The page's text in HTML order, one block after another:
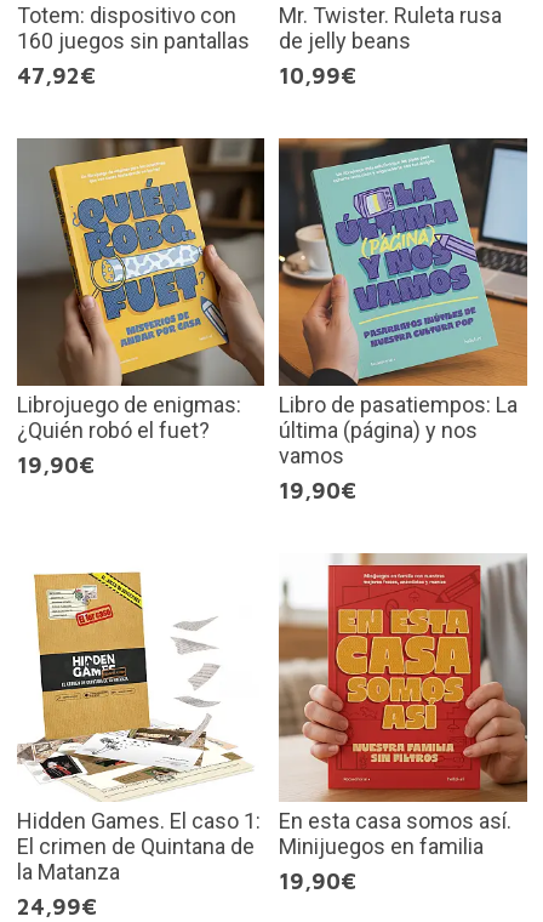
Totem: dispositivo con
160 juegos sin pantallas
47,92€
Mr. Twister. Ruleta rusa
de jelly beans
10,99€
Librojuego de enigmas:
¿Quién robó el fuet?
19,90€
Libro de pasatiempos: La
última (página) y nos
vamos
19,90€
Hidden Games. El caso 1:
El crimen de Quintana de
la Matanza
24,99€
En esta casa somos así.
Minijuegos en familia
19,90€